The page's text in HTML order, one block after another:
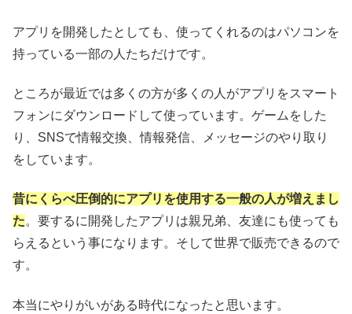
アプリを開発したとしても、使ってくれるのはパソコンを
持っている一部の人たちだけです。
ところが最近では多くの方が多くの人がアプリをスマート
フォンにダウンロードして使っています。ゲームをした
り、SNSで情報交換、情報発信、メッセージのやり取り
をしています。
昔にくらべ圧倒的にアプリを使用する一般の人が増えまし
た。要するに開発したアプリは親兄弟、友達にも使っても
らえるという事になります。そして世界で販売できるので
す。
本当にやりがいがある時代になったと思います。